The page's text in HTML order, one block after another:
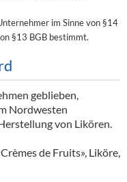
im Sinne von §14
§13 BGB bestimmt.
geblieben,
Nordwesten
von Likören.
de Fruits», Liköre,